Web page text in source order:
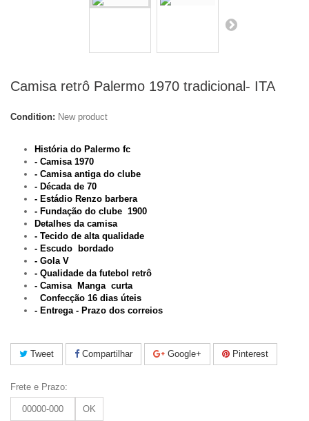
Camisa retrô Palermo 1970 tradicional- ITA
Condition: New product
História do Palermo fc
- Camisa 1970
- Camisa antiga do clube
- Década de 70
- Estádio Renzo barbera
- Fundação do clube 1900
Detalhes da camisa
- Tecido de alta qualidade
- Escudo bordado
- Gola V
- Qualidade da futebol retrô
- Camisa Manga curta
Confecção 16 dias úteis
- Entrega - Prazo dos correios
Tweet Compartilhar Google+ Pinterest
Frete e Prazo:
OK